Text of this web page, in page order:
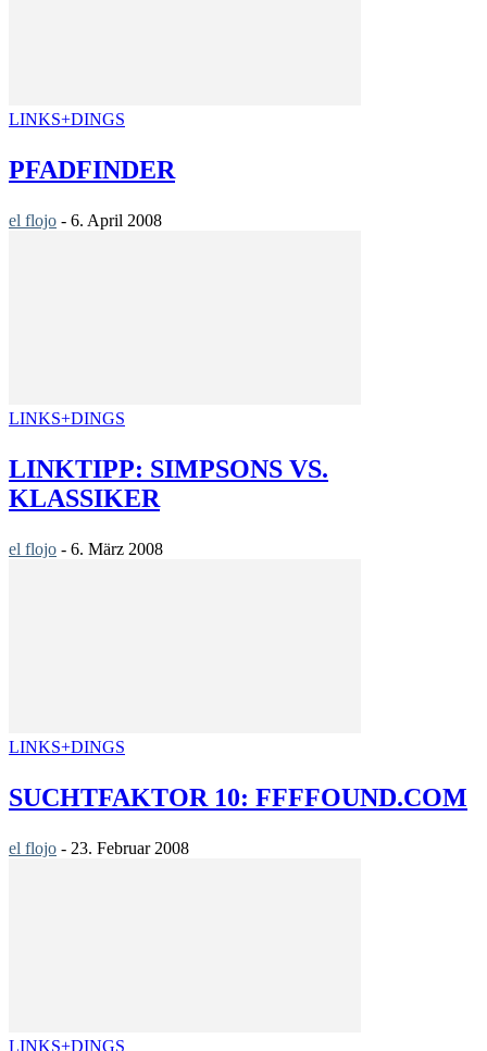
LINKS+DINGS
PFADFINDER
el flojo - 6. April 2008
LINKS+DINGS
LINKTIPP: SIMPSONS VS.
KLASSIKER
el flojo - 6. März 2008
LINKS+DINGS
SUCHTFAKTOR 10: FFFFOUND.COM
el flojo - 23. Februar 2008
LINKS+DINGS